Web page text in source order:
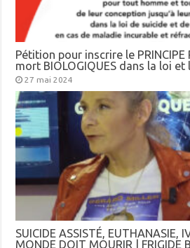
Pétition pour inscrire le PRINCIPE
mort BIOLOGIQUES dans la loi
27 mai 2024
SUICIDE ASSISTÉ, EUTHANASIE,
MONDE DOIT MOURIR | FRIGIDE